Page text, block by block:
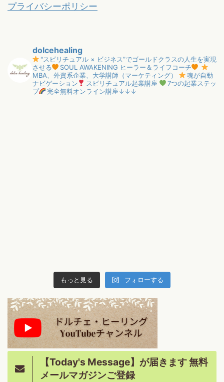
プライバシーポリシー
dolcehealing
"スピリチュアル × ビジネス”でゴールドクラスの人生を実現
させる
SOUL AWAKENING ヒーラー＆ライフコーチ
MBA、外資系企業、大学講師（マーケティング）
魂が自動
ナビゲーション
スピリチュアル起業講座
7つの起業ステッ
プ
完全無料オンライン講座↓↓↓
もっと見る フォローする
【Today's Message】が届きます 無料
メールマガジンご登録